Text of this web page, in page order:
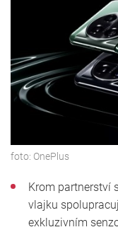
foto: OnePlus
Krom partnerství
vlajku
exkluzivním